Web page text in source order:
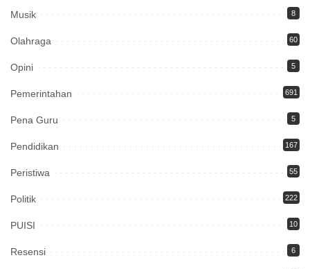
Musik 8
Olahraga 60
Opini 5
Pemerintahan 691
Pena Guru 5
Pendidikan 167
Peristiwa 55
Politik 222
PUISI 10
Resensi 6